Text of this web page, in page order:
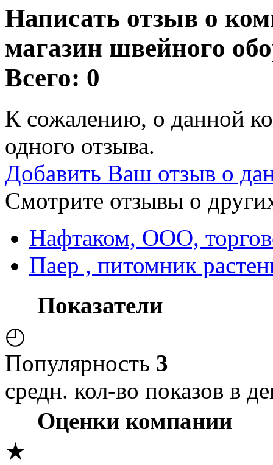
Написать отзыв о
магазин швейного
Всего: 0
К сожалению, о данной
одного отзыва.
Добавить Ваш отзыв о
Смотрите отзывы о
Нафтаком, ООО,
Паер , питомник
Показатели
◴
Популярность 3
средн. кол-во показов в
Оценки компании
★